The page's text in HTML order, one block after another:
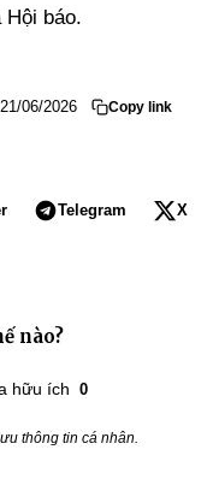
Hội báo.
06/2026 Copy link
Telegram X
nào?
hữu ích 0
thông tin cá nhân.